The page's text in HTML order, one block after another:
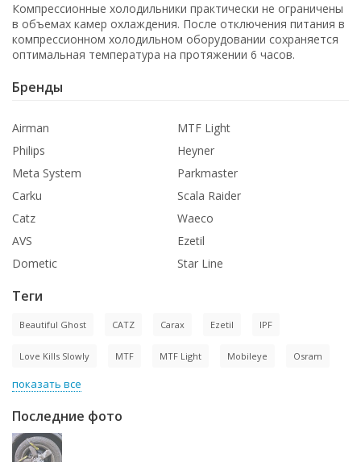
Компрессионные холодильники практически не ограничены
в объемах камер охлаждения. После отключения питания в
компрессионном холодильном оборудовании сохраняется
оптимальная температура на протяжении 6 часов.
Бренды
Airman
MTF Light
Philips
Heyner
Meta System
Parkmaster
Carku
Scala Raider
Catz
Waeco
AVS
Ezetil
Dometic
Star Line
Теги
Beautiful Ghost CATZ Carax Ezetil IPF
Love Kills Slowly MTF MTF Light Mobileye Osram
показать все
Последние фото